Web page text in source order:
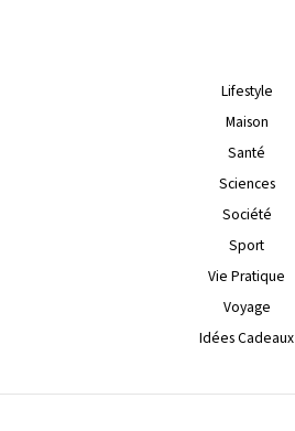
Lifestyle
Maison
Santé
Sciences
Société
Sport
Vie Pratique
Voyage
Idées Cadeaux